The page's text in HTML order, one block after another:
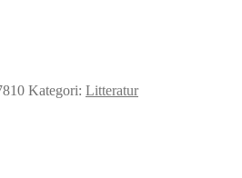
Kategori: Litteratur